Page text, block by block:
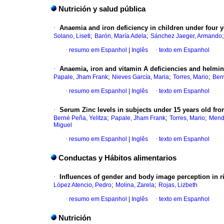
Nutrición y salud pública
· Anaemia and iron deficiency in children under four
Solano, Liseti; Barón, María Adela; Sánchez Jaeger, Armando
· resumo em Espanhol Inglês · texto em Espanhol
· Anaemia, iron and vitamin A deficiencies and
Papale, Jham Frank; Nieves García, Maria; Torres, Mario;
· resumo em Espanhol Inglês · texto em Espanhol
· Serum Zinc levels in subjects under 15 years old
Berné Peña, Yelitza; Papale, Jham Frank; Torres, Mario;
Miguel
· resumo em Espanhol Inglês · texto em Espanhol
Conductas y Hábitos alimentarios
· Influences of gender and body image perception in
López Atencio, Pedro; Molina, Zarela; Rojas, Lizbeth
· resumo em Espanhol Inglês · texto em Espanhol
Nutrición